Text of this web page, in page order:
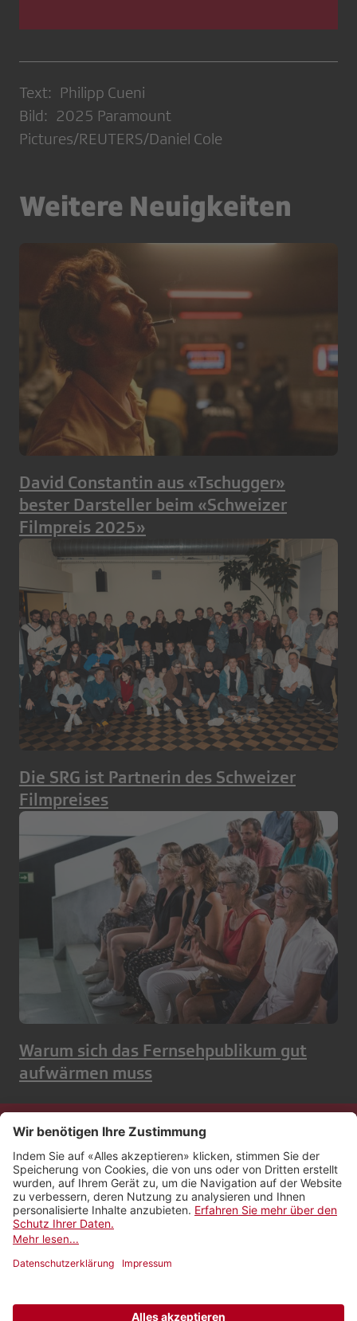
Text: Philipp Cueni
Bild: 2025 Paramount
Pictures/REUTERS/Daniel Cole
Weitere Neuigkeiten
David Constantin aus «Tschugger»
bester Darsteller beim «Schweizer
Filmpreis 2025»
Die SRG ist Partnerin des Schweizer
Filmpreises
Warum sich das Fernsehpublikum gut
aufwärmen muss
Kontakt
Impressum
Rechtliches
Netiquette